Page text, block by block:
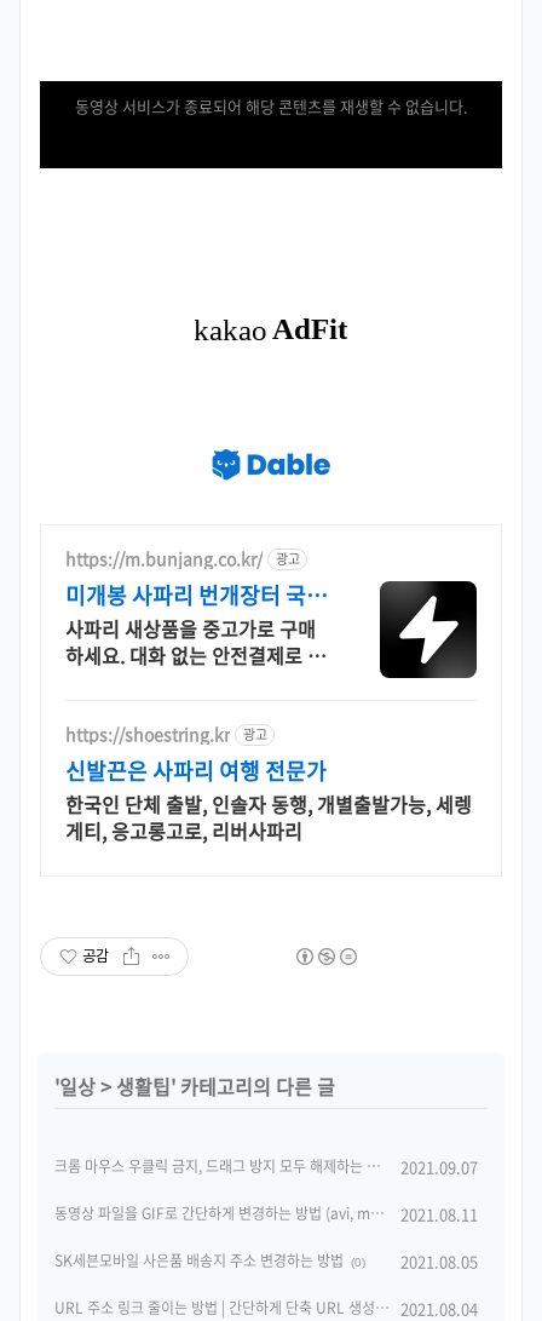
동영상 서비스가 종료되어 해당 콘텐츠를 재생할 수 없습니다.
https://m.bunjang.co.kr/ 광고
미개봉 사파리 번개장터 국내
최대 브랜드 중고거래
사파리 새상품을 중고가로 구매
하세요. 대화 없는 안전결제로 간
이상의 신규 상품 업로드
https://shoestring.kr 광고
신발끈은 사파리 여행 전문가
한국인 단체 출발, 인솔자 동행, 개별출발가능, 세렝
게티, 응고롱고로, 리버사파리
공감
'일상> 생활팁' 카테고리의 다른 글
크롬 마우스 우클릭 금지, 드래그 방지 모두 해제하는 방법(이 방법 하나로 끝!) 2021.09.07
동영상 파일을 GIF로 간단하게 변경하는 방법 (avi, mp4, mov to gif, GIF 움짤 만들기) 2021.08.11
SK세븐모바일 사은품 배송지 주소 변경하는 방법 (0) 2021.08.05
URL 주소 링크 줄이는 방법 | 간단하게 단축 URL 생성(0) 2021.08.04